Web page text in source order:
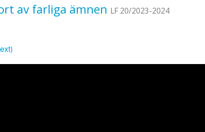
av farliga ämnen LF 20/2023-2024